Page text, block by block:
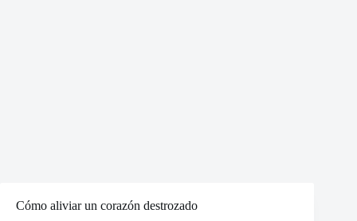
Cómo aliviar un corazón destrozado